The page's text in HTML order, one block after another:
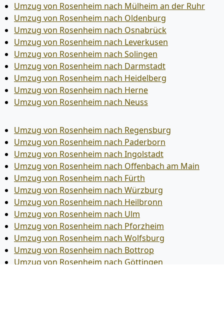
Umzug von Rosenheim nach Mülheim an der Ruhr
Umzug von Rosenheim nach Oldenburg
Umzug von Rosenheim nach Osnabrück
Umzug von Rosenheim nach Leverkusen
Umzug von Rosenheim nach Solingen
Umzug von Rosenheim nach Darmstadt
Umzug von Rosenheim nach Heidelberg
Umzug von Rosenheim nach Herne
Umzug von Rosenheim nach Neuss
Umzug von Rosenheim nach Regensburg
Umzug von Rosenheim nach Paderborn
Umzug von Rosenheim nach Ingolstadt
Umzug von Rosenheim nach Offenbach am Main
Umzug von Rosenheim nach Fürth
Umzug von Rosenheim nach Würzburg
Umzug von Rosenheim nach Heilbronn
Umzug von Rosenheim nach Ulm
Umzug von Rosenheim nach Pforzheim
Umzug von Rosenheim nach Wolfsburg
Umzug von Rosenheim nach Bottrop
Umzug von Rosenheim nach Göttingen